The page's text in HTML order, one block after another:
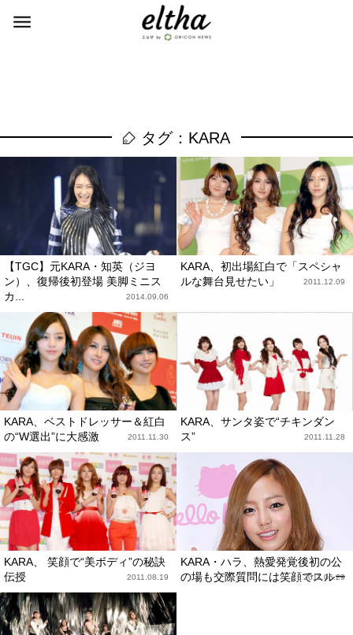
タグ：KARA
【TGC】元KARA・知英（ジヨ
ン）、復帰後初登場 美脚ミニス
カ...
2014.09.06
KARA、初出場紅白で「スペシャ
ルな舞台見せたい」
2011.12.09
KARA、ベストドレッサー＆紅白
の“W選出”に大感激
2011.11.30
KARA、サンタ姿で“チキンダン
ス”
2011.11.28
KARA、 笑顔で“美ボディ”の秘訣
伝授
2011.08.19
KARA・ハラ、熱愛発覚後初の公
の場も交際質問には笑顔でスルー
2011.06.29